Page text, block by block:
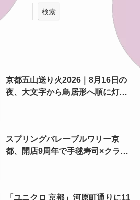
検索
京都五山送り火2026｜8月16日の
夜、大文字から鳥居形へ順に灯る
スプリングバレーブルワリー京
都、開店9周年で手毬寿司×クラフ
「ユニクロ 京都」河原町通りに11